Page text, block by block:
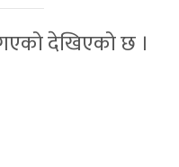
देखिएको छ ।